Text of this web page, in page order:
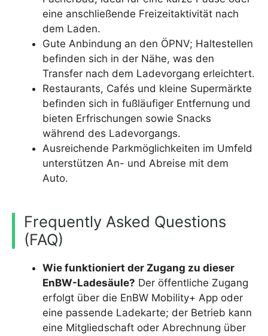
eine anschließende Freizeitaktivität nach
dem Laden.
Gute Anbindung an den ÖPNV; Haltestellen
befinden sich in der Nähe, was den
Transfer nach dem Ladevorgang erleichtert.
Restaurants, Cafés und kleine Supermärkte
befinden sich in fußläufiger Entfernung und
bieten Erfrischungen sowie Snacks
während des Ladevorgangs.
Ausreichende Parkmöglichkeiten im Umfeld
unterstützen An- und Abreise mit dem
Auto.
Frequently Asked Questions
(FAQ)
Wie funktioniert der Zugang zu dieser
EnBW-Ladesäule? Der öffentliche Zugang
erfolgt über die EnBW Mobility+ App oder
eine passende Ladekarte; der Betrieb kann
eine Mitgliedschaft oder Abrechnung über